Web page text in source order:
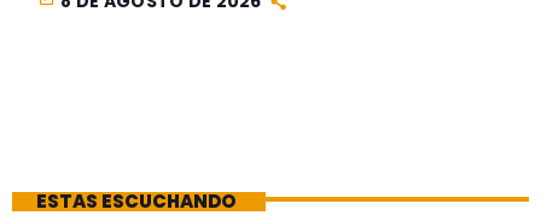
ESTAS ESCUCHANDO